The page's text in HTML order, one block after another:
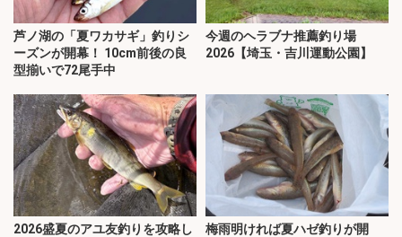
芦ノ湖の「夏ワカサギ」釣りシ
ーズンが開幕！ 10cm前後の良
型揃いで72尾手中
今週のヘラブナ推薦釣り場
2026【埼玉・吉川運動公園】
2026盛夏のアユ友釣りを攻略し
梅雨明ければ夏ハゼ釣りが開